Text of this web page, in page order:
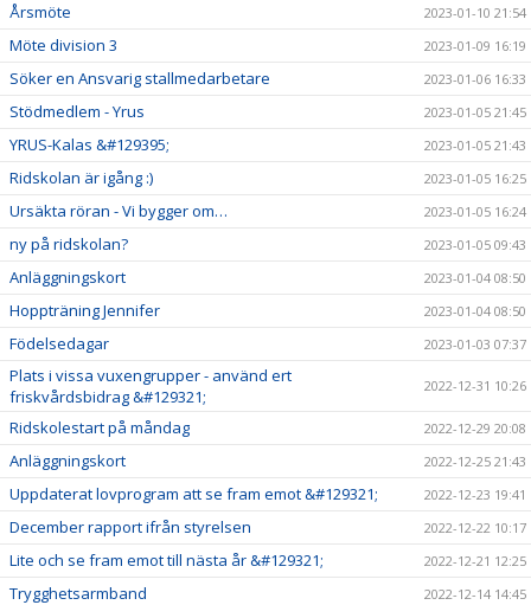
Årsmöte 2023-01-10 21:54
Möte division 3 2023-01-09 16:19
Söker en Ansvarig stallmedarbetare 2023-01-06 16:33
Stödmedlem - Yrus 2023-01-05 21:45
YRUS-Kalas &#129395; 2023-01-05 21:43
Ridskolan är igång :) 2023-01-05 16:25
Ursäkta röran - Vi bygger om… 2023-01-05 16:24
ny på ridskolan? 2023-01-05 09:43
Anläggningskort 2023-01-04 08:50
Hoppträning Jennifer 2023-01-04 08:50
Födelsedagar 2023-01-03 07:37
Plats i vissa vuxengrupper - använd ert
friskvårdsbidrag &#129321;
2022-12-31 10:26
Ridskolestart på måndag 2022-12-29 20:08
Anläggningskort 2022-12-25 21:43
Uppdaterat lovprogram att se fram emot &#129321; 2022-12-23 19:41
December rapport ifrån styrelsen 2022-12-22 10:17
Lite och se fram emot till nästa år &#129321; 2022-12-21 12:25
Trygghetsarmband 2022-12-14 14:45